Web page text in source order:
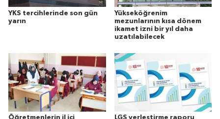
YKS tercihlerinde son gün
yarın
Yükseköğrenim
mezunlarının kısa dönem
ikamet izni bir yıl daha
uzatılabilecek